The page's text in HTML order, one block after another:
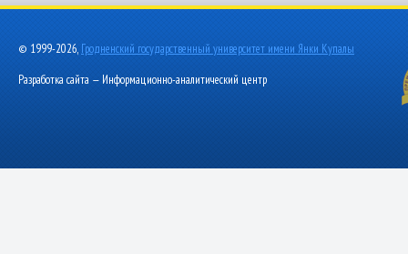
© 1999-2026, Гродненский государственный университет имени Янки Купалы
Разработка сайта — Информационно-аналитический центр